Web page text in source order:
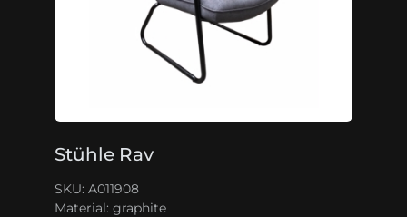
Stühle Rav
SKU: A011908
Material: graphite